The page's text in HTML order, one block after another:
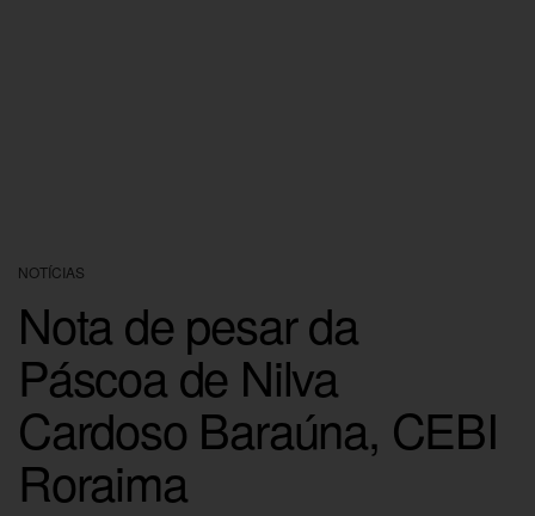
NOTÍCIAS
Nota de pesar da
Páscoa de Nilva
Cardoso Baraúna, CEBI
Roraima